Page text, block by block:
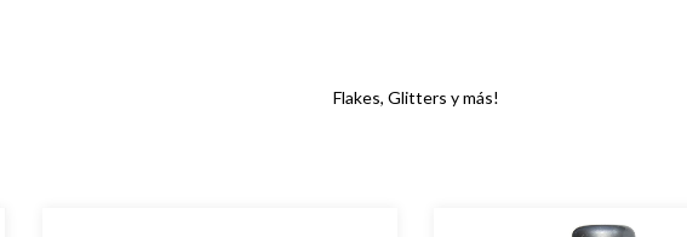
Flakes, Glitters y más!